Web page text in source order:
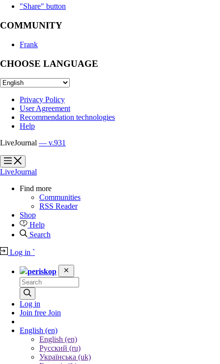
"Share" button
COMMUNITY
Frank
CHOOSE LANGUAGE
Privacy Policy
User Agreement
Recommendation technologies
Help
LiveJournal — v.931
?
?
LiveJournal
Find more
Communities
RSS Reader
Shop
Help
Search
Log in `
periskop
Log in
Join free Join
English (en)
English (en)
Русский (ru)
Українська (uk)